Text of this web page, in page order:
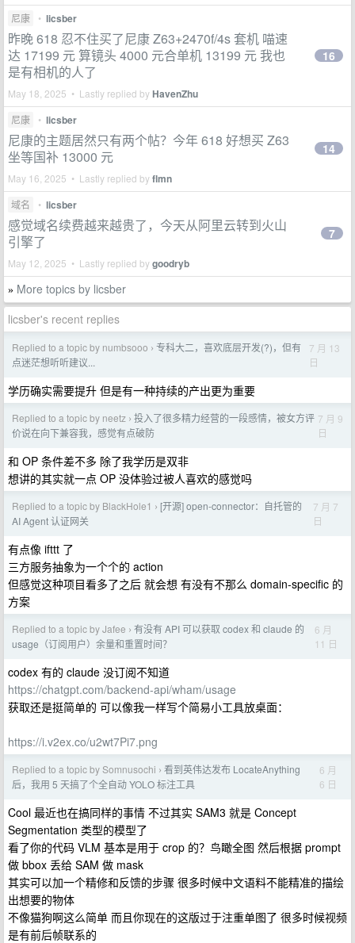
尼康 • licsber
昨晚 618 忍不住买了尼康 Z63+2470f/4s 套机 喵速
达 17199 元 算镜头 4000 元合单机 13199 元 我也
是有相机的人了
May 18, 2025 • Lastly replied byHavenZhu
16
尼康 • licsber
尼康的主题居然只有两个帖？今年 618 好想买 Z63
坐等国补 13000 元
May 16, 2025 • Lastly replied byflmn
14
域名 • licsber
感觉域名续费越来越贵了，今天从阿里云转到火山
引擎了
May 12, 2025 • Lastly replied bygoodryb
7
» More topics by licsber
licsber's recent replies
Replied to a topic by numbsooo › 专科大二，喜欢底层开发(?)，但有
点迷茫想听听建议...
7 月 13
日
学历确实需要提升 但是有一种持续的产出更为重要
Replied to a topic by neetz › 投入了很多精力经营的一段感情，被女方评
价说在向下兼容我，感觉有点破防
7 月 9
日
和 OP 条件差不多 除了我学历是双非
想讲的其实就一点 OP 没体验过被人喜欢的感觉吗
Replied to a topic by BlackHole1 › [开源] open-connector：自托管的
AI Agent 认证网关
7 月 7
日
有点像 ifttt 了
三方服务抽象为一个个的 action
但感觉这种项目看多了之后 就会想 有没有不那么 domain-specific 的
方案
Replied to a topic by Jafee › 有没有 API 可以获取 codex 和 claude 的
usage（订阅用户）余量和重置时间？
6 月
11 日
codex 有的 claude 没订阅不知道
https://chatgpt.com/backend-api/wham/usage
获取还是挺简单的 可以像我一样写个简易小工具放桌面：
https://i.v2ex.co/u2wt7Pi7.png
Replied to a topic by Somnusochi › 看到英伟达发布 LocateAnything
后，我用 5 天搞了个全自动 YOLO 标注工具
6 月
6 日
Cool 最近也在搞同样的事情 不过其实 SAM3 就是 Concept
Segmentation 类型的模型了
看了你的代码 VLM 基本是用于 crop 的？鸟瞰全图 然后根据 prompt
做 bbox 丢给 SAM 做 mask
其实可以加一个精修和反馈的步骤 很多时候中文语料不能精准的描绘
出想要的物体
不像猫狗啊这么简单 而且你现在的这版过于注重单图了 很多时候视频
是有前后帧联系的